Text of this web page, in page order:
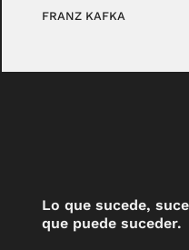
FRANZ KAFKA
Lo que sucede,
que puede suceder.